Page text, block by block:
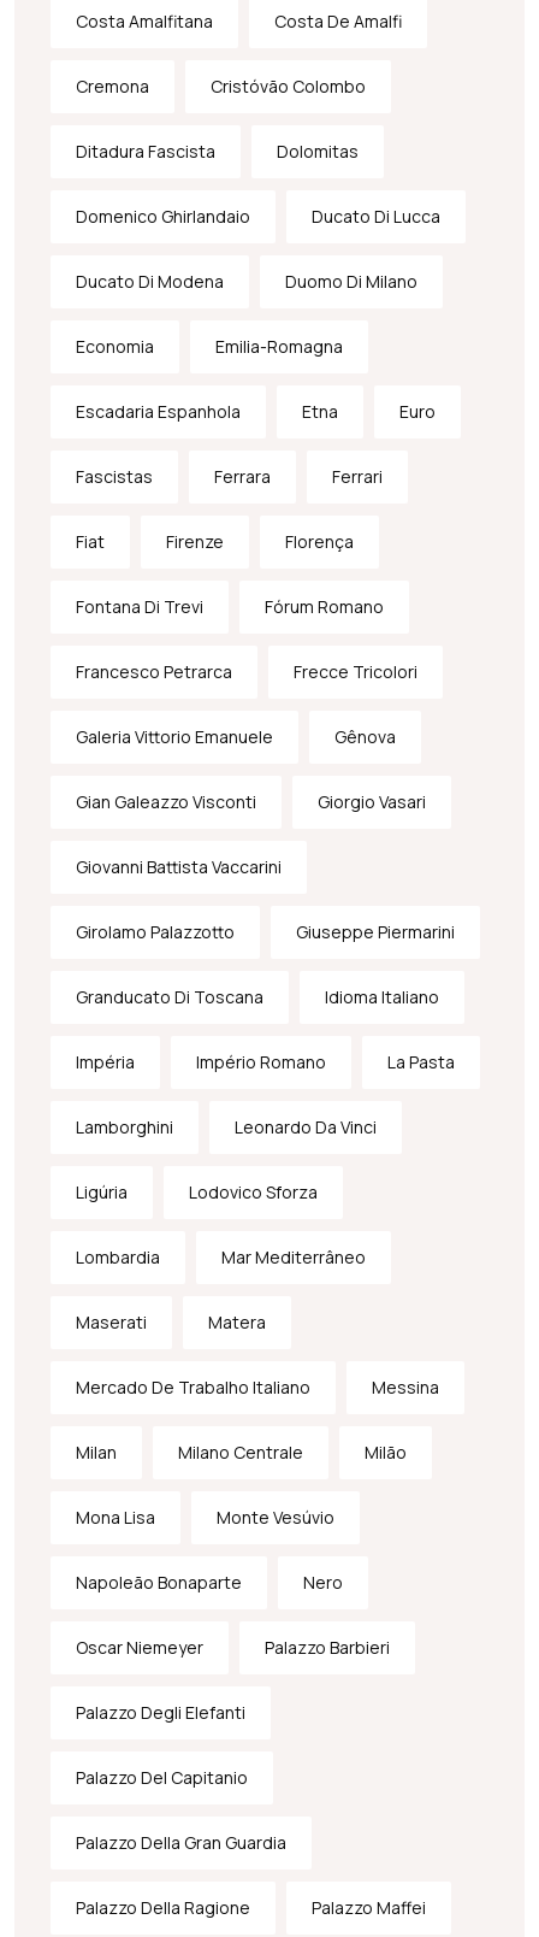
Costa Amalfitana Costa De Amalfi
Cremona Cristóvão Colombo
Ditadura Fascista Dolomitas
Domenico Ghirlandaio Ducato Di Lucca
Ducato Di Modena Duomo Di Milano
Economia Emilia-Romagna
Escadaria Espanhola Etna Euro
Fascistas Ferrara Ferrari
Fiat Firenze Florença
Fontana Di Trevi Fórum Romano
Francesco Petrarca Frecce Tricolori
Galeria Vittorio Emanuele Gênova
Gian Galeazzo Visconti Giorgio Vasari
Giovanni Battista Vaccarini
Girolamo Palazzotto Giuseppe Piermarini
Granducato Di Toscana Idioma Italiano
Impéria Império Romano La Pasta
Lamborghini Leonardo Da Vinci
Ligúria Lodovico Sforza
Lombardia Mar Mediterrâneo
Maserati Matera
Mercado De Trabalho Italiano Messina
Milan Milano Centrale Milão
Mona Lisa Monte Vesúvio
Napoleão Bonaparte Nero
Oscar Niemeyer Palazzo Barbieri
Palazzo Degli Elefanti
Palazzo Del Capitanio
Palazzo Della Gran Guardia
Palazzo Della Ragione Palazzo Maffei